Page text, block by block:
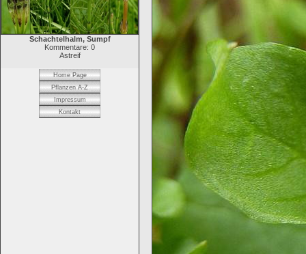
Schachtelhalm, Sumpf
Kommentare: 0
Astreif
Home Page
Pflanzen A-Z
Impressum
Kontakt